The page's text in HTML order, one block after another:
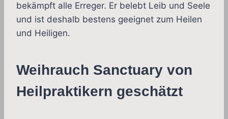
bekämpft alle Erreger. Er belebt Leib und Seele
und ist deshalb bestens geeignet zum Heilen
und Heiligen.
Weihrauch Sanctuary von
Heilpraktikern geschätzt